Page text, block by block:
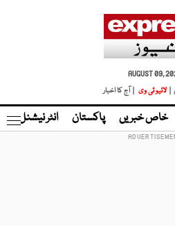
AUGUST 09,
|
لائیو ٹی وی | آج کا اخبار
خاص خبریں پاکستان انٹر نیشنل